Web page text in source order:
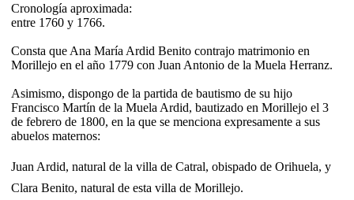
Cronología aproximada:
entre 1760 y 1766.
Consta que Ana María Ardid Benito contrajo matrimonio en
Morillejo en el año 1779 con Juan Antonio de la Muela Herranz.
Asimismo, dispongo de la partida de bautismo de su hijo
Francisco Martín de la Muela Ardid, bautizado en Morillejo el 3
de febrero de 1800, en la que se menciona expresamente a sus
abuelos maternos:
Juan Ardid, natural de la villa de Catral, obispado de Orihuela, y
Clara Benito, natural de esta villa de Morillejo.